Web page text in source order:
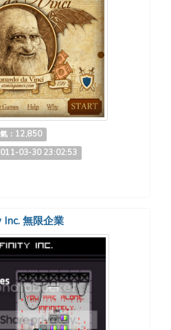
：12,850
03-30 23:02:53
Inc. 無限企業